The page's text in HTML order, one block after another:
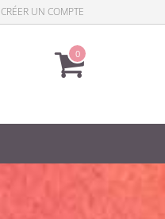
CRÉER UN COMPTE
0